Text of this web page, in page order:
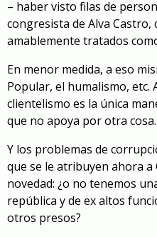
– haber visto filas de
congresista de Alva Castro,
amablemente tratados
En menor medida, a eso
Popular, el humalismo, etc.
clientelismo es la única
que no apoya por otra cosa.
Y los problemas de
que se le atribuyen ahora
novedad: ¿o no tenemos
república y de ex altos
otros presos?